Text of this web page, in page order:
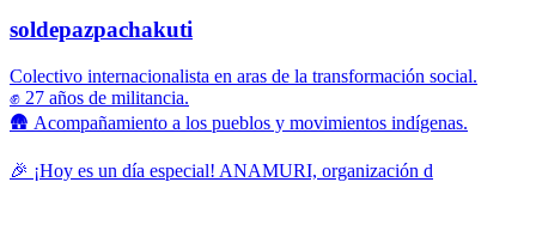
soldepazpachakuti
Colectivo internacionalista en aras de la transformación social.
✊ 27 años de militancia.
🛖 Acompañamiento a los pueblos y movimientos indígenas.
🎉 ¡Hoy es un día especial! ANAMURI, organización d